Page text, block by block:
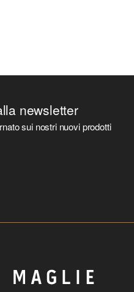
newsletter
sui nostri nuovi prodotti